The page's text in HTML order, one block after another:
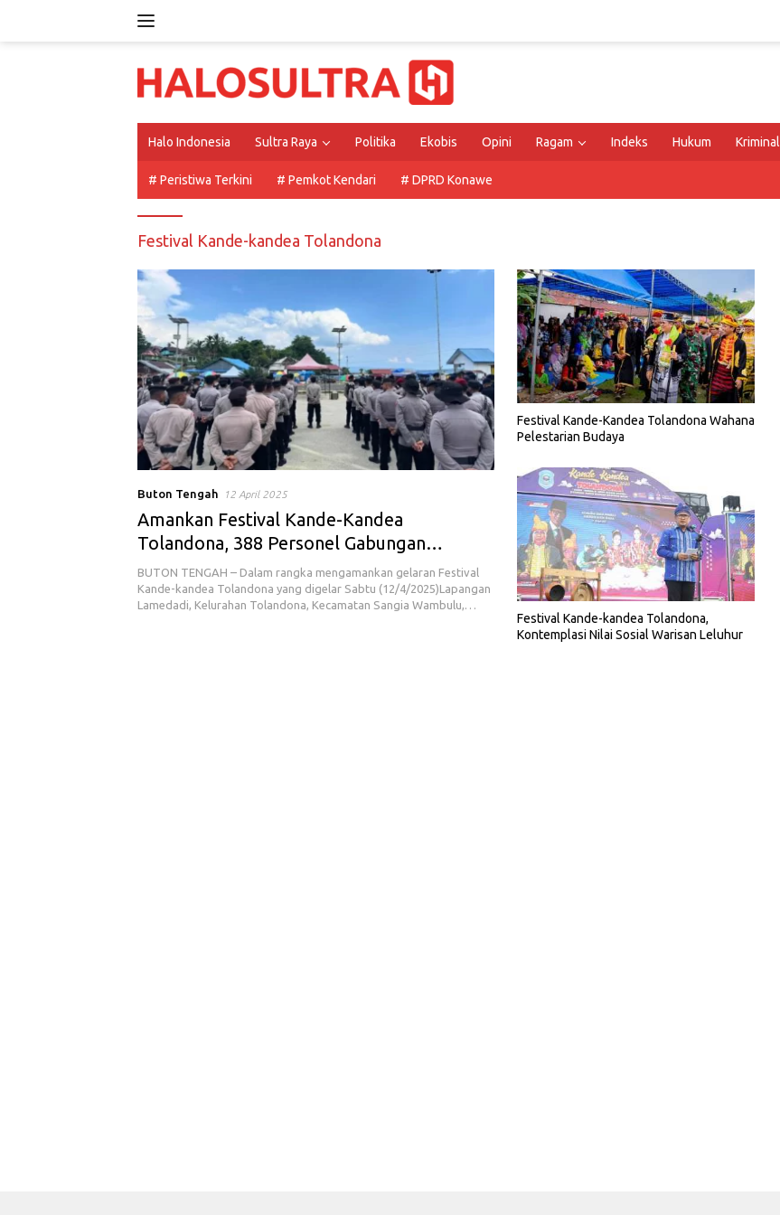
Halo Indonesia Sultra Raya Politika Ekobis Opini Ragam Indeks Hukum Kriminal
# Peristiwa Terkini # Pemkot Kendari # DPRD Konawe
Festival Kande-kandea Tolandona
Buton Tengah 12 April 2025
Amankan Festival Kande-Kandea
Tolandona, 388 Personel Gabungan
Dikerahkan
BUTON TENGAH – Dalam rangka mengamankan gelaran Festival
Kande-kandea Tolandona yang digelar Sabtu (12/4/2025)Lapangan
Lamedadi, Kelurahan Tolandona, Kecamatan Sangia Wambulu,…
Festival Kande-Kandea Tolandona Wahana
Pelestarian Budaya
Festival Kande-kandea Tolandona,
Kontemplasi Nilai Sosial Warisan Leluhur